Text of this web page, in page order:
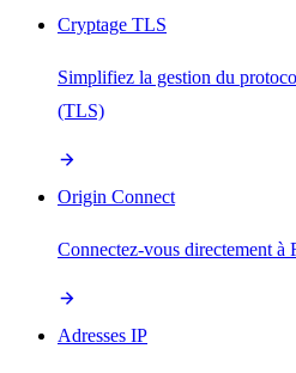
Cryptage TLS
Simplifiez la gestion du
(TLS)
Origin Connect
Connectez-vous directement à
Adresses IP